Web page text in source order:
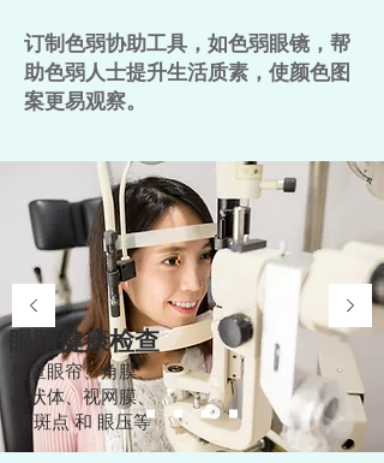
订制色弱协助工具，如色弱眼镜，帮
助色弱人士提升生活质素，使颜色图
案更易观察。
眼睛健康检查
检查眼帘、角膜、
晶状体、视网膜、
黄斑点 和 眼压等